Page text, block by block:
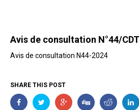
Avis de consultation N°44/
Avis de consultation N44-2024
SHARE THIS POST